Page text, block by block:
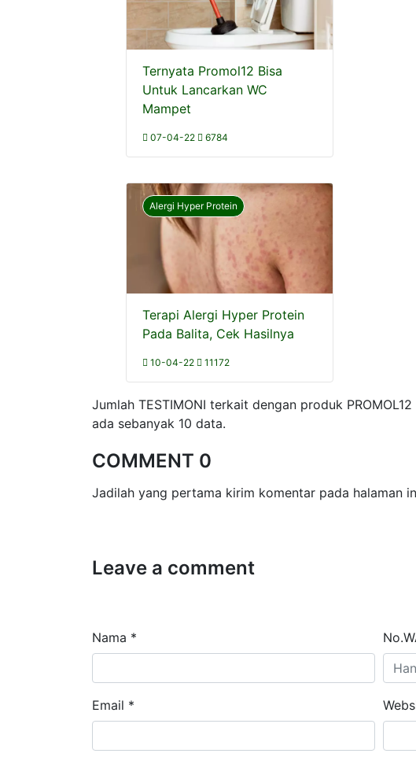
Ternyata Promol12 Bisa
Untuk Lancarkan WC
Mampet
07-04-22 6784
Alergi Hyper Protein
Terapi Alergi Hyper Protein
Pada Balita, Cek Hasilnya
10-04-22 11172
Jumlah TESTIMONI terkait dengan produk
ada sebanyak 10 data.
COMMENT 0
Jadilah yang pertama kirim komentar pada halaman
Leave a comment
Nama *
Email *